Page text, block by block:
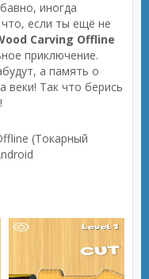
иногда
если ты ещё не
Carving Offline
приключение.
а память о
веки! Так что берись
(Токарный